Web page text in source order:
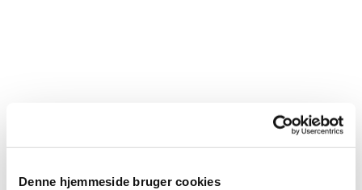
Denne hjemmeside bruger cookies